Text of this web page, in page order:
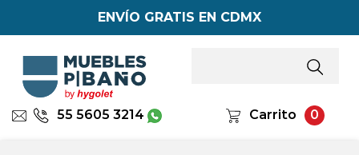
ENVÍO GRATIS EN CDMX
55 5605 3214 Carrito 0